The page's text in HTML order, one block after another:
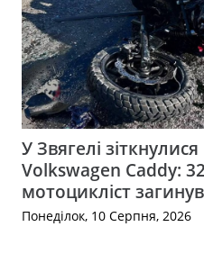
У Звягелі
Volkswagen Caddy:
мотоцикліст загинув
Понеділок, 10 Серпня, 2026